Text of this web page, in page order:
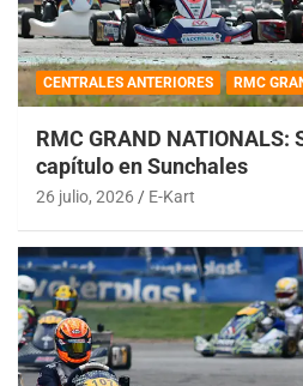
CENTRALES ANTERIORES RMC
RMC GRAND NATIONALS:
capítulo en Sunchales
26 julio, 2026 E-Kart